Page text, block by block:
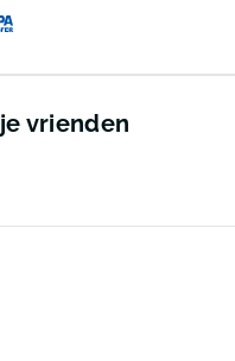
vrienden